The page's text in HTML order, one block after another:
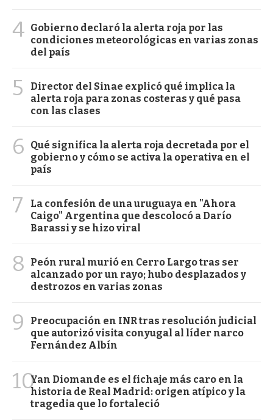
4 Gobierno declaró la alerta roja por las
condiciones meteorológicas en varias zonas
del país
5
Director del Sinae explicó qué implica la
alerta roja para zonas costeras y qué pasa
con las clases
6
Qué significa la alerta roja decretada por el
gobierno y cómo se activa la operativa en el
país
7
La confesión de una uruguaya en "Ahora
Caigo" Argentina que descolocó a Darío
Barassi y se hizo viral
8
Peón rural murió en Cerro Largo tras ser
alcanzado por un rayo; hubo desplazados y
destrozos en varias zonas
9
Preocupación en INR tras resolución judicial
que autorizó visita conyugal al líder narco
Fernández Albín
10Yan Diomande es el fichaje más caro en la
historia de Real Madrid: origen atípico y la
tragedia que lo fortaleció